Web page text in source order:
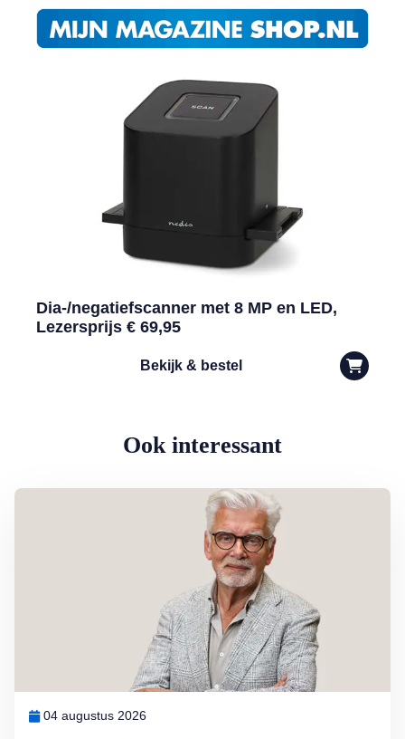
Dia-/negatiefscanner met 8 MP en LED,
Lezersprijs € 69,95
Bekijk & bestel
Ook interessant
04 augustus 2026
Lees meer over Column Jan Slagter: Samen staan we sterk